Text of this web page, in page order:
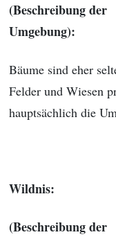
(Beschreibung der
Umgebung):
Bäume sind eher
Felder und Wiesen
hauptsächlich die
Wildnis:
(Beschreibung der